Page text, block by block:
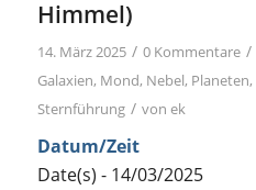
Himmel)
14. März 2025 / 0 Kommentare /
Galaxien, Mond, Nebel, Planeten,
Sternführung / von ek
Datum/Zeit
Date(s) - 14/03/2025